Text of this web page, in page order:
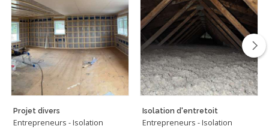
Projet divers
Entrepreneurs - Isolation
Isolation d'entretoit
Entrepreneurs - Isolation